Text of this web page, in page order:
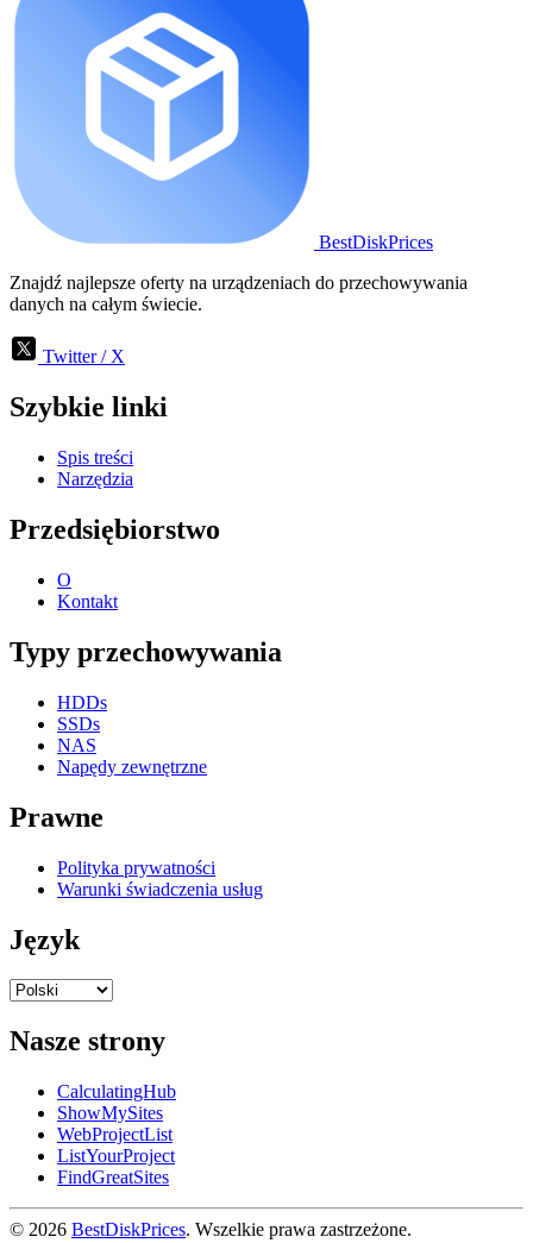
BestDiskPrices
Znajdź najlepsze oferty na urządzeniach do przechowywania
danych na całym świecie.
Twitter / X
Szybkie linki
Spis treści
Narzędzia
Przedsiębiorstwo
O
Kontakt
Typy przechowywania
HDDs
SSDs
NAS
Napędy zewnętrzne
Prawne
Polityka prywatności
Warunki świadczenia usług
Język
Nasze strony
CalculatingHub
ShowMySites
WebProjectList
ListYourProject
FindGreatSites
© 2026 BestDiskPrices. Wszelkie prawa zastrzeżone.